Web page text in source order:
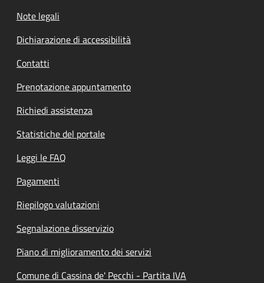
Note legali
Dichiarazione di accessibilità
Contatti
Prenotazione appuntamento
Richiedi assistenza
Statistiche del portale
Leggi le FAQ
Pagamenti
Riepilogo valutazioni
Segnalazione disservizio
Piano di miglioramento dei servizi
Comune di Cassina de' Pecchi - Partita IVA